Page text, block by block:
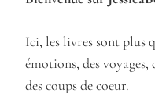
Ici, les livres sont plus
émotions, des
des coups de coeur.